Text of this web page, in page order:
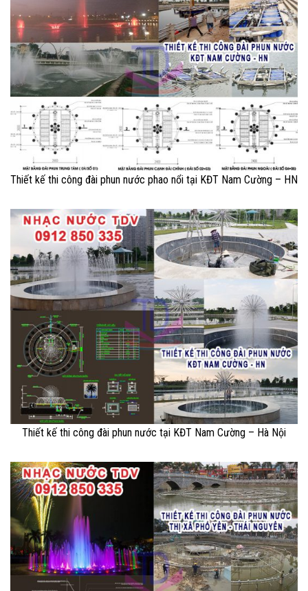
Thiết kế thi công đài phun nước phao nổi tại KĐT Nam Cường – HN
Thiết kế thi công đài phun nước tại KĐT Nam Cường – Hà Nội